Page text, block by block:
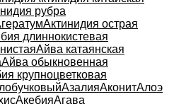
рубра
Актинидия острая
длиннокистевая
Айва катаянская
Айва обыкновенная
крупноцветковая
АзалияАконитАлоэ
АкебияАгава